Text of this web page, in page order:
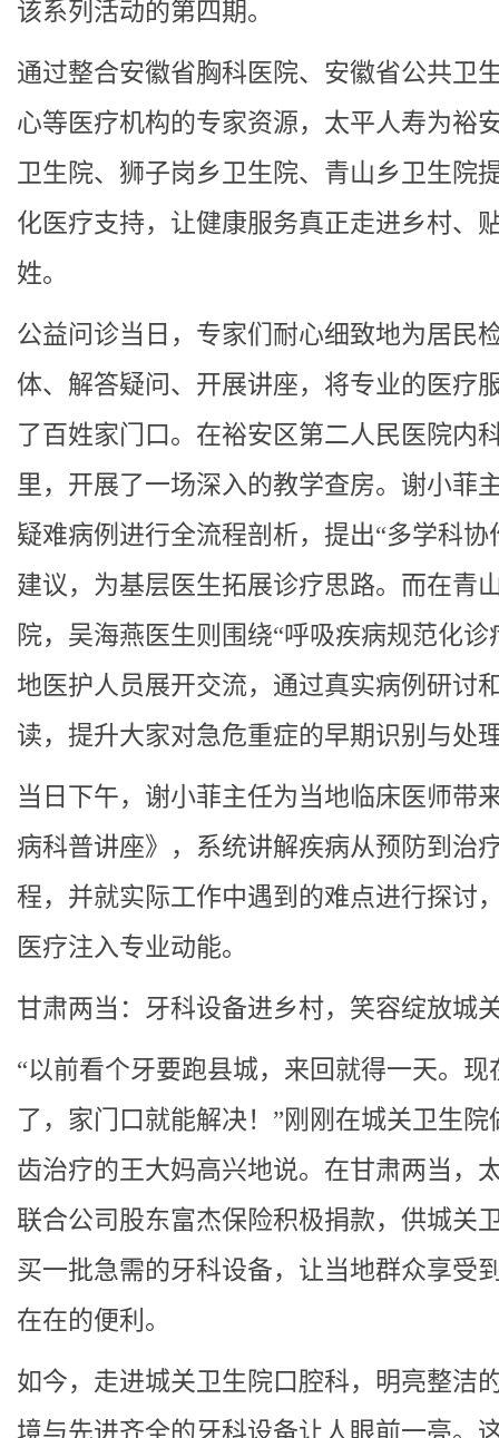
该系列活动的第四期。
通过整合安徽省胸科医院、安徽省公共卫
心等医疗机构的专家资源，太平人寿为裕
卫生院、狮子岗乡卫生院、青山乡卫生院
化医疗支持，让健康服务真正走进乡村、
姓。
公益问诊当日，专家们耐心细致地为居民
体、解答疑问、开展讲座，将专业的医疗
了百姓家门口。在裕安区第二人民医院内
里，开展了一场深入的教学查房。谢小菲
疑难病例进行全流程剖析，提出“多学科协
建议，为基层医生拓展诊疗思路。而在青
院，吴海燕医生则围绕“呼吸疾病规范化诊
地医护人员展开交流，通过真实病例研讨
读，提升大家对急危重症的早期识别与处
当日下午，谢小菲主任为当地临床医师带
病科普讲座》，系统讲解疾病从预防到治
程，并就实际工作中遇到的难点进行探讨
医疗注入专业动能。
甘肃两当：牙科设备进乡村，笑容绽放城
“以前看个牙要跑县城，来回就得一天。现
了，家门口就能解决！”刚刚在城关卫生院
齿治疗的王大妈高兴地说。在甘肃两当，
联合公司股东富杰保险积极捐款，供城关
买一批急需的牙科设备，让当地群众享受
在在的便利。
如今，走进城关卫生院口腔科，明亮整洁
境与先进齐全的牙科设备让人眼前一亮。